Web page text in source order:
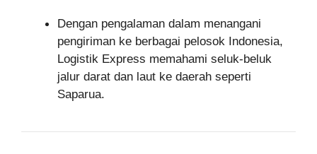
Dengan pengalaman dalam menangani
pengiriman ke berbagai pelosok Indonesia,
Logistik Express memahami seluk-beluk
jalur darat dan laut ke daerah seperti
Saparua.